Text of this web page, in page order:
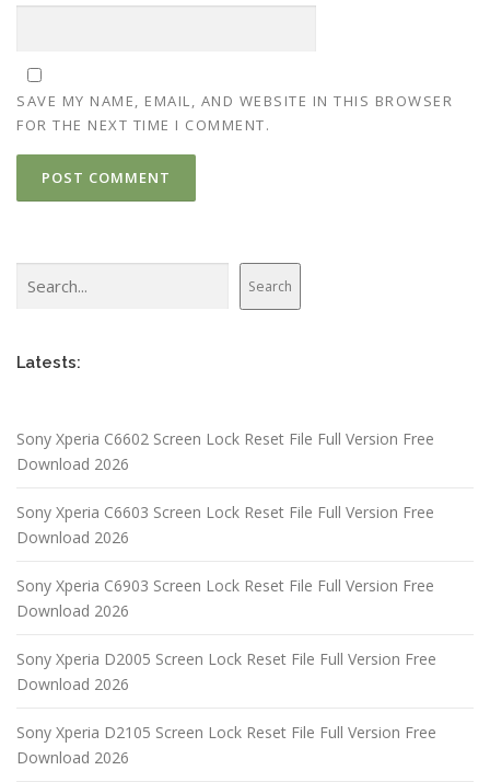
SAVE MY NAME, EMAIL, AND WEBSITE IN THIS BROWSER
FOR THE NEXT TIME I COMMENT.
Search
Latests:
Sony Xperia C6602 Screen Lock Reset File Full Version Free
Download 2026
Sony Xperia C6603 Screen Lock Reset File Full Version Free
Download 2026
Sony Xperia C6903 Screen Lock Reset File Full Version Free
Download 2026
Sony Xperia D2005 Screen Lock Reset File Full Version Free
Download 2026
Sony Xperia D2105 Screen Lock Reset File Full Version Free
Download 2026